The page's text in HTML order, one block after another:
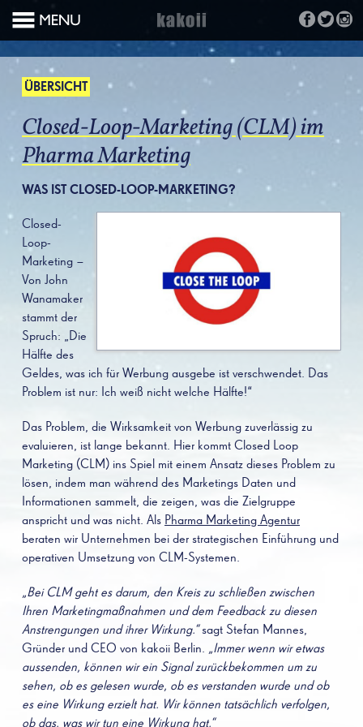
ÜBERSICHT
Closed-Loop-Marketing (CLM) im
Pharma Marketing
WAS IST CLOSED-LOOP-MARKETING?
Closed-
Loop-
Marketing –
Von John
Wanamaker
stammt der
Spruch: „Die
Hälfte des
Geldes, was ich für Werbung ausgebe ist verschwendet. Das
Problem ist nur: Ich weiß nicht welche Hälfte!“
Das Problem, die Wirksamkeit von Werbung zuverlässig zu
evaluieren, ist lange bekannt. Hier kommt Closed Loop
Marketing (CLM) ins Spiel mit einem Ansatz dieses Problem zu
lösen, indem man während des Marketings Daten und
Informationen sammelt, die zeigen, was die Zielgruppe
anspricht und was nicht. Als Pharma Marketing Agentur
beraten wir Unternehmen bei der strategischen Einführung und
operativen Umsetzung von CLM-Systemen.
„Bei CLM geht es darum, den Kreis zu schließen zwischen
Ihren Marketingmaßnahmen und dem Feedback zu diesen
Anstrengungen und ihrer Wirkung.“sagt Stefan Mannes,
Gründer und CEO von kakoii Berlin. „Immer wenn wir etwas
aussenden, können wir ein Signal zurückbekommen um zu
sehen, ob es gelesen wurde, ob es verstanden wurde und ob
es eine Wirkung erzielt hat. Wir können tatsächlich verfolgen,
ob das, was wir tun eine Wirkung hat.“